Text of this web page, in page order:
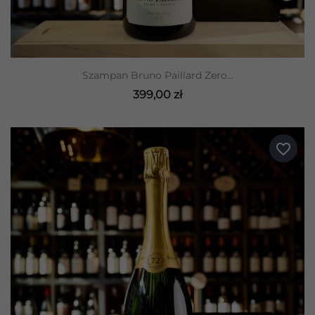
Szampan Bruno Paillard Zero...
399,00 zł
favorite_border